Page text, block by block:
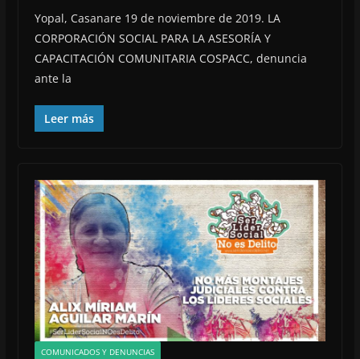
Yopal, Casanare 19 de noviembre de 2019. LA
CORPORACIÓN SOCIAL PARA LA ASESORÍA Y
CAPACITACIÓN COMUNITARIA COSPACC, denuncia
ante la
Leer más
COMUNICADOS Y DENUNCIAS